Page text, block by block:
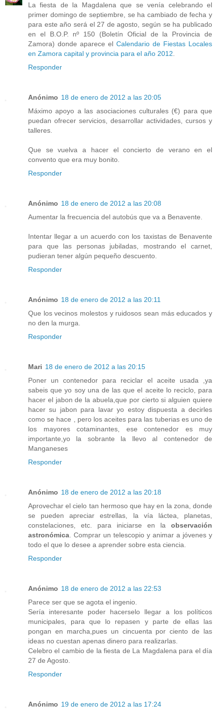
La fiesta de la Magdalena que se venía celebrando el
primer domingo de septiembre, se ha cambiado de fecha y
para este año será el 27 de agosto, según se ha publicado
en el B.O.P. nº 150 (Boletín Oficial de la Provincia de
Zamora) donde aparece el Calendario de Fiestas Locales
en Zamora capital y provincia para el año 2012
Responder
Anónimo 18 de enero de 2012 a las 20:05
Máximo apoyo a las asociaciones culturales (€) para que
puedan ofrecer servicios, desarrollar actividades, cursos y
talleres.
Que se vuelva a hacer el concierto de verano en el
convento que era muy bonito.
Responder
Anónimo 18 de enero de 2012 a las 20:08
Aumentar la frecuencia del autobús que va a Benavente.
Intentar llegar a un acuerdo con los taxistas de Benavente
para que las personas jubiladas, mostrando el carnet,
pudieran tener algún pequeño descuento.
Responder
Anónimo 18 de enero de 2012 a las 20:11
Que los vecinos molestos y ruidosos sean más educados y
no den la murga.
Responder
Mari 18 de enero de 2012 a las 20:15
Poner un contenedor para reciclar el aceite usada ,ya
sabeis que yo soy una de las que el aceite lo reciclo, para
hacer el jabon de la abuela,que por cierto si alguien quiere
hacer su jabon para lavar yo estoy dispuesta a decirles
como se hace , pero los aceites para las tuberias es uno de
los mayores cotaminantes, ese contenedor es muy
importante,yo la sobrante la llevo al contenedor de
Manganeses
Responder
Anónimo 18 de enero de 2012 a las 20:18
Aprovechar el cielo tan hermoso que hay en la zona, donde
se pueden apreciar estrellas, la vía láctea, planetas,
constelaciones, etc. para iniciarse en la observación
astronómica . Comprar un telescopio y animar a jóvenes y
todo el que lo desee a aprender sobre esta ciencia.
Responder
Anónimo 18 de enero de 2012 a las 22:53
Parece ser que se agota el ingenio.
Sería interesante poder hacerselo llegar a los políticos
municipales, para que lo repasen y parte de ellas las
pongan en marcha,pues un cincuenta por ciento de las
ideas no cuestan apenas dinero para realizarlas.
Celebro el cambio de la fiesta de La Magdalena para el día
27 de Agosto.
Responder
Anónimo 19 de enero de 2012 a las 17:24